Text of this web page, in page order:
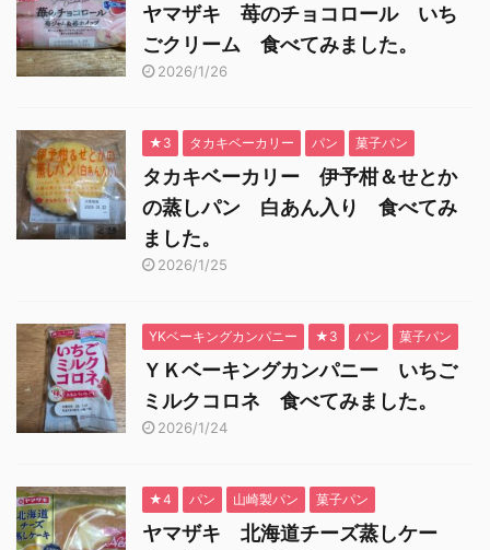
ヤマザキ 苺のチョコロール いち
ごクリーム 食べてみました。
2026/1/26
★3 タカキベーカリー パン 菓子パン
タカキベーカリー 伊予柑＆せとか
の蒸しパン 白あん入り 食べてみ
ました。
2026/1/25
YKベーキングカンパニー ★3 パン 菓子パン
ＹＫベーキングカンパニー いちご
ミルクコロネ 食べてみました。
2026/1/24
★4 パン 山崎製パン 菓子パン
ヤマザキ 北海道チーズ蒸しケー